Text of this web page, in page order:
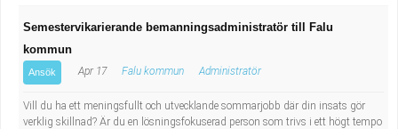
Semestervikarierande bemanningsadministratör till Falu
kommun
Ansök Apr 17 Falu kommun Administratör
Vill du ha ett meningsfullt och utvecklande sommarjobb där din insats gör
verklig skillnad? Är du en lösningsfokuserad person som trivs i ett högt tempo